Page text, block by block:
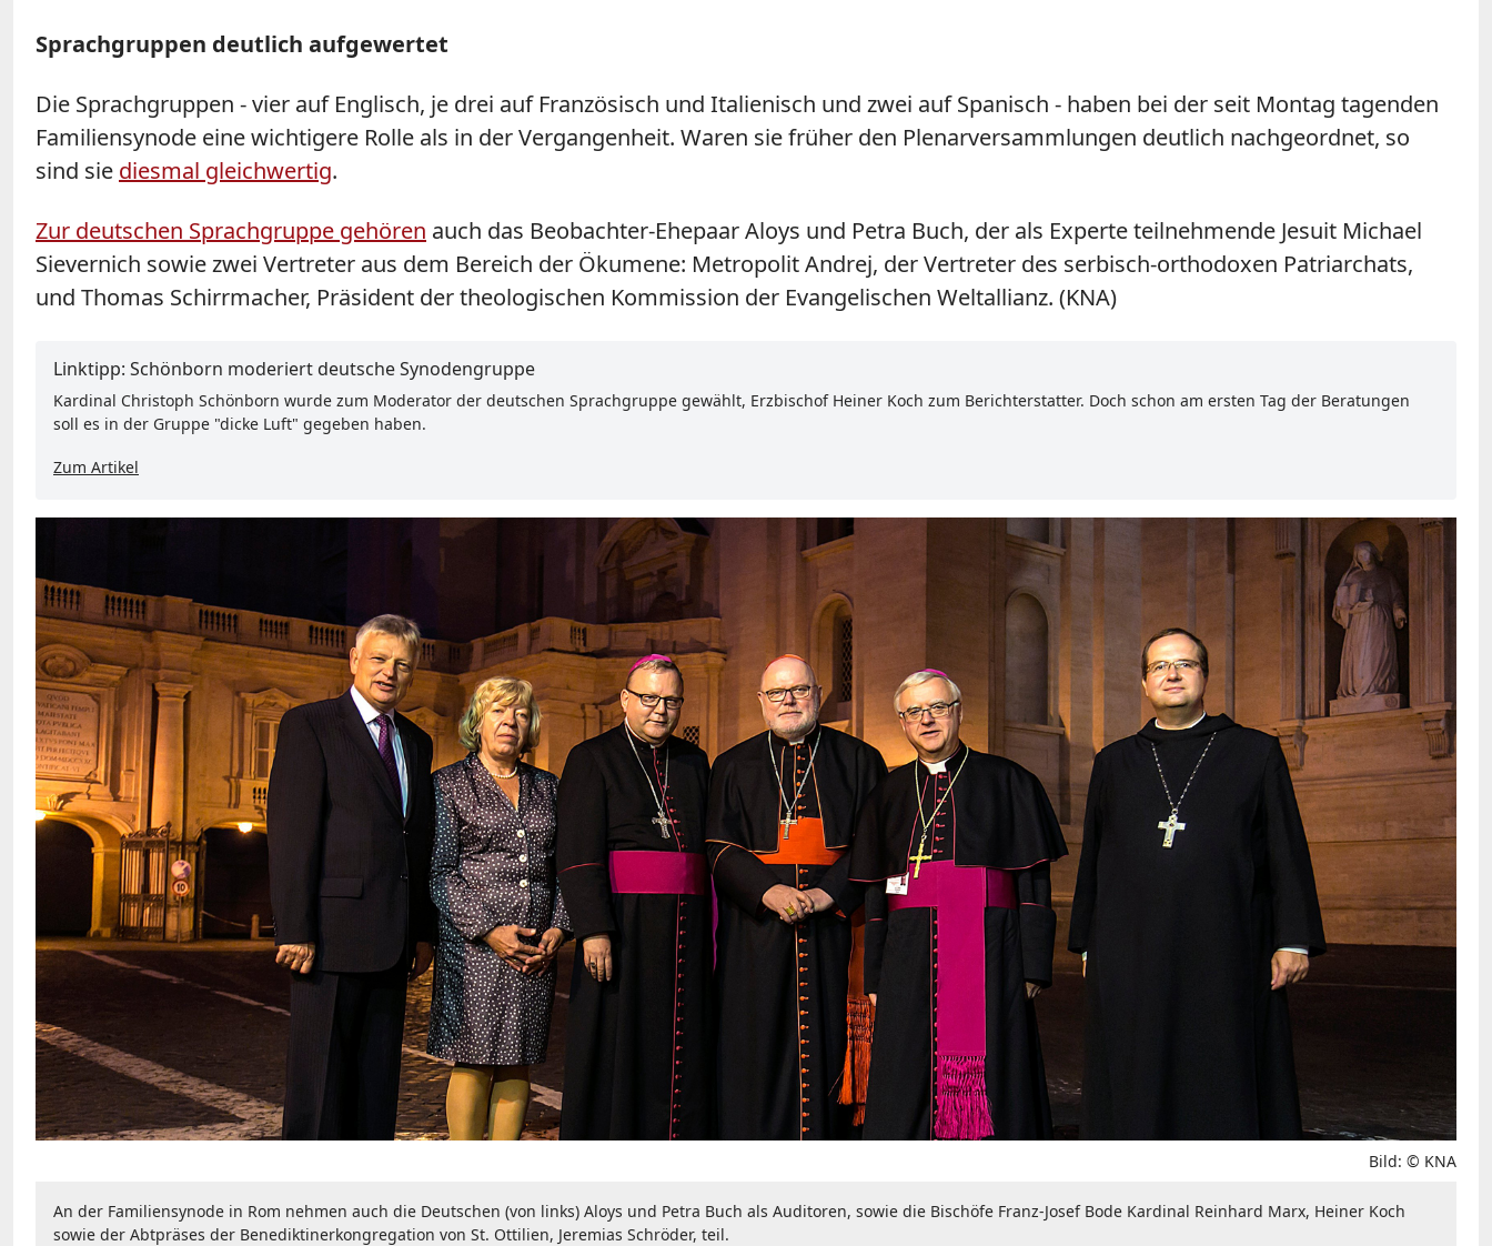
Sprachgruppen deutlich aufgewertet
Die Sprachgruppen - vier auf Englisch, je drei auf Französisch und Italienisch und zwei auf Spanisch - haben bei der seit Montag tagenden
Familiensynode eine wichtigere Rolle als in der Vergangenheit. Waren sie früher den Plenarversammlungen deutlich nachgeordnet, so
sind sie diesmal gleichwertig.
Zur deutschen Sprachgruppe gehören auch das Beobachter-Ehepaar Aloys und Petra Buch, der als Experte teilnehmende Jesuit Michael
Sievernich sowie zwei Vertreter aus dem Bereich der Ökumene: Metropolit Andrej, der Vertreter des serbisch-orthodoxen Patriarchats,
und Thomas Schirrmacher, Präsident der theologischen Kommission der Evangelischen Weltallianz. (KNA)
Linktipp: Schönborn moderiert deutsche Synodengruppe
Kardinal Christoph Schönborn wurde zum Moderator der deutschen Sprachgruppe gewählt, Erzbischof Heiner Koch zum Berichterstatter. Doch schon am ersten Tag der Beratungen
soll es in der Gruppe "dicke Luft" gegeben haben.
Zum Artikel
Bild: © KNA
An der Familiensynode in Rom nehmen auch die Deutschen (von links) Aloys und Petra Buch als Auditoren, sowie die Bischöfe Franz-Josef Bode Kardinal Reinhard Marx, Heiner Koch
sowie der Abtpräses der Benediktinerkongregation von St. Ottilien, Jeremias Schröder, teil.